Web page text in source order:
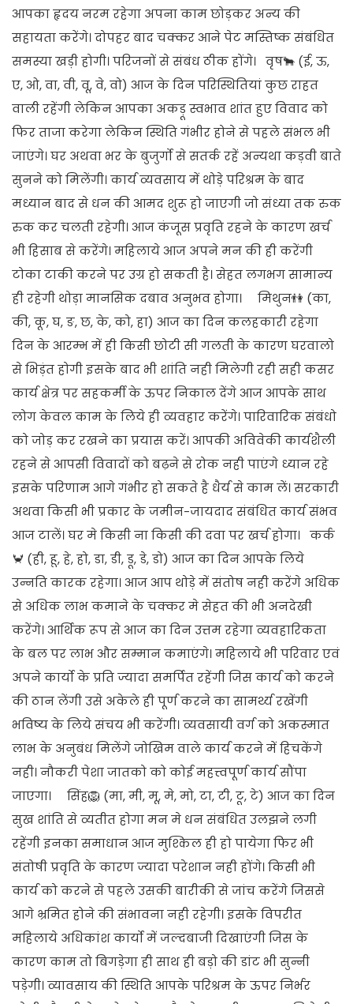
आपका हृदय नरम रहेगा अपना काम छोड़कर अन्य की
सहायता करेंगे। दोपहर बाद चक्कर आने पेट मस्तिष्क संबंधित
समस्या खड़ी होगी। परिजनों से संबंध ठीक होंगे। वृष🐂 (ई, ऊ,
ए, ओ, वा, वी, वू, वे, वो) आज के दिन परिस्थितियां कुछ राहत
वाली रहेंगी लेकिन आपका अकड़ू स्वभाव शांत हुए विवाद को
फिर ताजा करेगा लेकिन स्थिति गंभीर होने से पहले संभल भी
जाएंगे। घर अथवा भर के बुजुर्गो से सतर्क रहें अन्यथा कड़वी बाते
सुनने को मिलेंगी। कार्य व्यवसाय में थोड़े परिश्रम के बाद
मध्यान बाद से धन की आमद शुरू हो जाएगी जो संध्या तक रुक
रुक कर चलती रहेगी। आज कंजूस प्रवृति रहने के कारण खर्च
भी हिसाब से करेंगे। महिलाये आज अपने मन की ही करेंगी
टोका टाकी करने पर उग्र हो सकती है। सेहत लगभग सामान्य
ही रहेगी थोड़ा मानसिक दबाव अनुभव होगा। मिथुन👫 (का,
की, कू, घ, ङ, छ, के, को, हा) आज का दिन कलहकारी रहेगा
दिन के आरम्भ में ही किसी छोटी सी गलती के कारण घरवालो
से भिड़ंत होगी इसके बाद भी शांति नही मिलेगी रही सही कसर
कार्य क्षेत्र पर सहकर्मी के ऊपर निकाल देंगे आज आपके साथ
लोग केवल काम के लिये ही व्यवहार करेंगे। पारिवारिक संबंधो
को जोड़ कर रखने का प्रयास करें। आपकी अविवेकी कार्यशैली
रहने से आपसी विवादों को बढ़ने से रोक नही पाएंगे ध्यान रहे
इसके परिणाम आगे गंभीर हो सकते है धैर्य से काम लें। सरकारी
अथवा किसी भी प्रकार के जमीन-जायदाद संबंधित कार्य संभव
आज टालें। घर मे किसी ना किसी की दवा पर खर्च होगा। कर्क
🦀 (ही, हू, हे, हो, डा, डी, डू, डे, डो) आज का दिन आपके लिये
उन्नति कारक रहेगा। आज आप थोड़े में संतोष नही करेंगे अधिक
से अधिक लाभ कमाने के चक्कर मे सेहत की भी अनदेखी
करेंगे। आर्थिक रूप से आज का दिन उत्तम रहेगा व्यवहारिकता
के बल पर लाभ और सम्मान कमाएंगे। महिलाये भी परिवार एवं
अपने कार्यो के प्रति ज्यादा समर्पित रहेंगी जिस कार्य को करने
की ठान लेंगी उसे अकेले ही पूर्ण करने का सामर्थ्य रखेंगी
भविष्य के लिये संचय भी करेंगी। व्यवसायी वर्ग को अकस्मात
लाभ के अनुबंध मिलेंगे जोखिम वाले कार्य करने में हिचकेंगे
नही। नौकरी पेशा जातको को कोई महत्त्वपूर्ण कार्य सौंपा
जाएगा। सिंह🦁 (मा, मी, मू, मे, मो, टा, टी, टू, टे) आज का दिन
सुख शांति से व्यतीत होगा मन मे धन संबंधित उलझने लगी
रहेंगी इनका समाधान आज मुश्किल ही हो पायेगा फिर भी
संतोषी प्रवृति के कारण ज्यादा परेशान नही होंगे। किसी भी
कार्य को करने से पहले उसकी बारीकी से जांच करेंगे जिससे
आगे भ्रमित होने की संभावना नही रहेगी। इसके विपरीत
महिलाये अधिकांश कार्यो में जल्दबाजी दिखाएंगी जिस के
कारण काम तो बिगड़ेगा ही साथ ही बड़ो की डांट भी सुन्नी
पड़ेगी। व्यावसाय की स्थिति आपके परिश्रम के ऊपर निर्भर